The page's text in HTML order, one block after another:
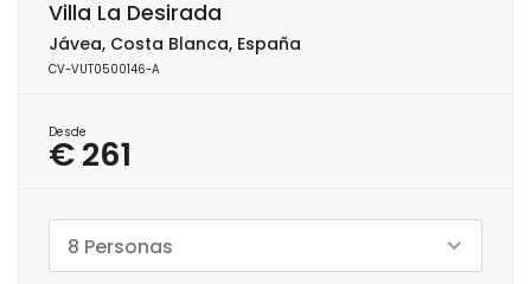
Villa La Desirada
Jávea, Costa Blanca, España
CV-VUT0500146-A
Desde
€ 261
8 Personas